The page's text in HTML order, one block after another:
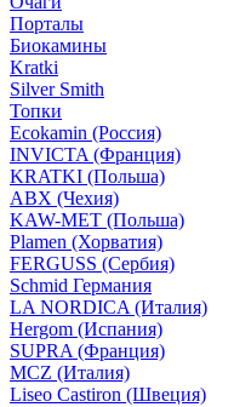
Порталы
Биокамины
Kratki
Silver Smith
Топки
Ecokamin (Россия)
INVICTA (Франция)
KRATKI (Польша)
ABX (Чехия)
KAW-MET (Польша)
Plamen (Хорватия)
FERGUSS (Сербия)
Schmid Германия
LA NORDICA (Италия)
Hergom (Испания)
SUPRA (Франция)
MCZ (Италия)
Liseo Castiron (Швеция)